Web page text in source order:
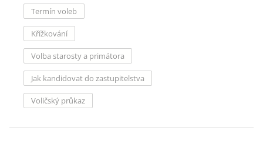
Termín voleb
Křížkování
Volba starosty a primátora
Jak kandidovat do zastupitelstva
Voličský průkaz